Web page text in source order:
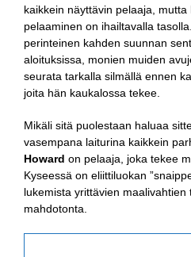
kaikkein näyttävin pelaaja,
pelaaminen on ihailtavalla
perinteinen kahden suunnan
aloituksissa, monien muiden
seurata tarkalla silmällä ennen
joita hän kaukalossa tekee.
Mikäli sitä puolestaan haluaa
vasempana laiturina kaikkein
Howard on pelaaja, joka tekee
Kyseessä on eliittiluokan
lukemista yrittävien
mahdotonta.